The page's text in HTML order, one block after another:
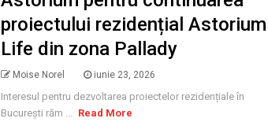
proiectului rezidențial Astorium
Life din zona Pallady
Moise Norel iunie 23, 2026
Interesul pentru dezvoltarea proiectelor rezidențiale în
București răm ... Read More